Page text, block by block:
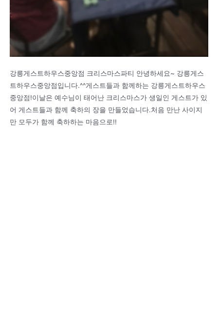
강릉게스트하우스중앙점 크리스마스파티 안녕하세요~ 강릉게스
트하우스중앙점입니다.^^게스트들과 함께하는 강릉게스트하우스
중앙점!이날은 예수님이 태어난 크리스마스가 생일인 게스트가 있
어 게스트들과 함께 축하의 장을 만들었습니다.처음 만난 사이지
만 모두가 함께 축하하는 마음으로!!